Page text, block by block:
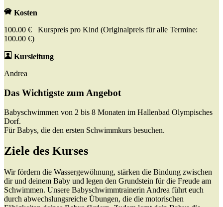
Kosten
100.00 € Kurspreis pro Kind (Originalpreis für alle Termine:
100.00 €)
Kursleitung
Andrea
Das Wichtigste zum Angebot
Babyschwimmen von 2 bis 8 Monaten im Hallenbad Olympisches
Dorf.
Für Babys, die den ersten Schwimmkurs besuchen.
Ziele des Kurses
Wir fördern die Wassergewöhnung, stärken die Bindung zwischen
dir und deinem Baby und legen den Grundstein für die Freude am
Schwimmen. Unsere Babyschwimmtrainerin Andrea führt euch
durch abwechslungsreiche Übungen, die die motorischen